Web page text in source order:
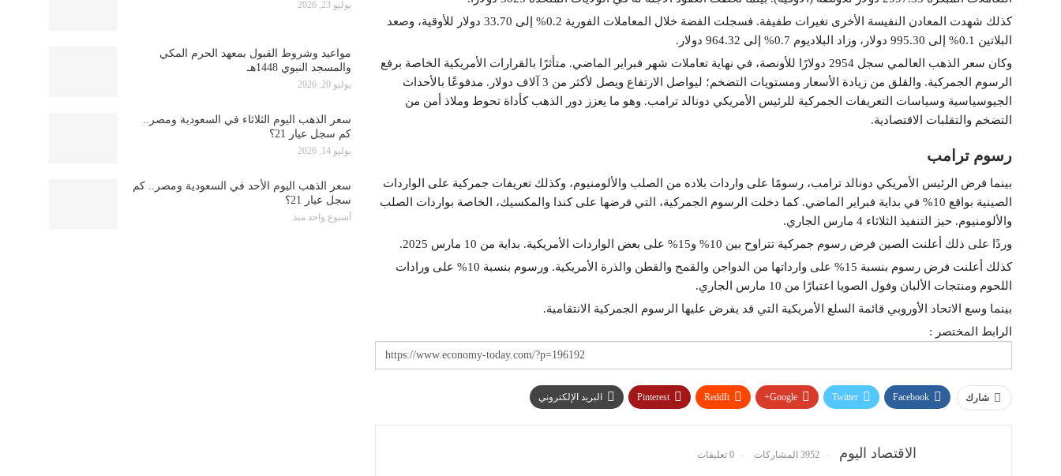
كذلك شهدت المعادن النفيسة الأخرى تغيرات طفيفة. فسجلت الفضة خلال المعاملات الفورية 0.2% إلى 33.70 دولار للأوقية، وصعد
البلاتين 0.1% إلى 995.30 دولار، وزاد البلاديوم 0.7% إلى 964.32 دولار.
وكان سعر الذهب العالمي سجل 2954 دولارًا للأونصة، في نهاية تعاملات شهر فبراير الماضي. متأثرًا بالقرارات الأمريكية الخاصة برفع
الرسوم الجمركية. والقلق من زيادة الأسعار ومستويات التضخم؛ ليواصل الارتفاع ويصل لأكثر من 3 آلاف دولار. مدفوعًا بالأحداث
الجيوسياسية وسياسات التعريفات الجمركية للرئيس الأمريكي دونالد ترامب. وهو ما يعزز دور الذهب كأداة تحوط وملاذ أمن من
التضخم والتقلبات الاقتصادية.
رسوم ترامب
بينما فرض الرئيس الأمريكي دونالد ترامب، رسومًا على واردات بلاده من الصلب والألومنيوم، وكذلك تعريفات جمركية على الواردات
الصينية بواقع 10% في بداية فبراير الماضي. كما دخلت الرسوم الجمركية، التي فرضها على كندا والمكسيك، الخاصة بواردات الصلب
والألومنيوم. حيز التنفيذ الثلاثاء 4 مارس الجاري.
وردًا على ذلك أعلنت الصين فرض رسوم جمركية تتراوح بين 10% و15% على بعض الواردات الأمريكية. بداية من 10 مارس 2025.
كذلك أعلنت فرض رسوم بنسبة 15% على وارداتها من الدواجن والقمح والقطن والذرة الأمريكية. ورسوم بنسبة 10% على ورادات
اللحوم ومنتجات الألبان وفول الصويا اعتبارًا من 10 مارس الجاري.
بينما وسع الاتحاد الأوروبي قائمة السلع الأمريكية التي قد يفرض عليها الرسوم الجمركية الانتقامية.
الرابط المختصر :
شارك Facebook
Twitter
Google+
ReddIt
Pinterest البريد الإلكتروني
الاقتصاد اليوم 3952 المشاركات 0 تعليقات
يوليو 23, 2026
مواعيد وشروط القبول بمعهد الحرم المكي
والمسجد النبوي 1448هـ
يوليو 20, 2026
سعر الذهب اليوم الثلاثاء في السعودية ومصر..
كم سجل عيار 21؟
يوليو 14, 2026
سعر الذهب اليوم الأحد في السعودية ومصر.. كم
سجل عيار 21؟
أسبوع واحد منذ